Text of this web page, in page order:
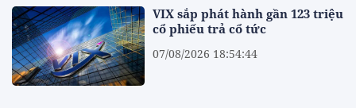
VIX sắp phát hành gần 123 triệu
cổ phiếu trả cổ tức
07/08/2026 18:54:44